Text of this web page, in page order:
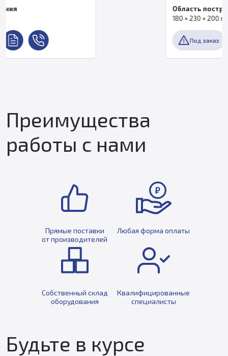
Преимущества
работы с нами
Прямые поставки
от производителей
Любая форма оплаты
Собственный склад
оборудования
Квалифицированные
специалисты
Будьте в курсе